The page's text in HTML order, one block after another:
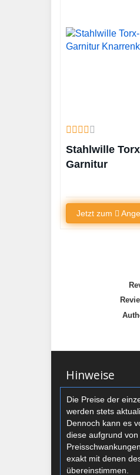
Stahlwille
Garnitur
Jetzt zum
Hinweise
Die Preise der
werden stets
Dennoch kann es
diese aufgrund
exakt mit denen
übereinstimmen.